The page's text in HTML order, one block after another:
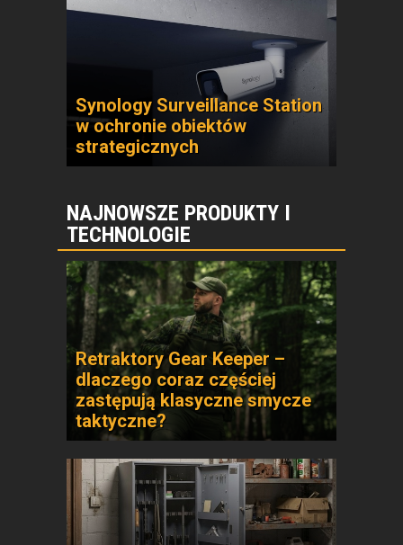
Synology Surveillance Station
w ochronie obiektów
strategicznych
NAJNOWSZE PRODUKTY I
TECHNOLOGIE
Retraktory Gear Keeper –
dlaczego coraz częściej
zastępują klasyczne smycze
taktyczne?